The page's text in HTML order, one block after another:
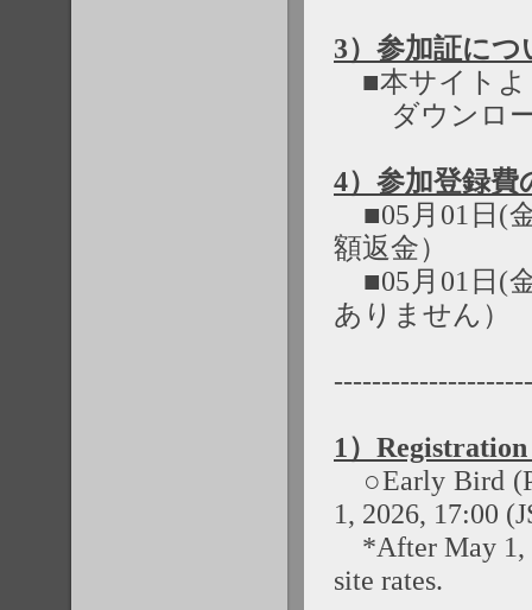
3）参加証につ
■本サイトよ
ダウンロー
4）参加登録
■05月01日(
額返金）
■05月01日(
ありません）
1）
○Early Bird
1, 2026, 17:00
*After May 1,
site rates.